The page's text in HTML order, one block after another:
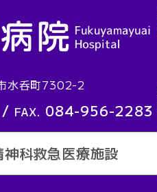
水呑町7302-2
/ FAX. 084-956-2283
神科救急医療施設